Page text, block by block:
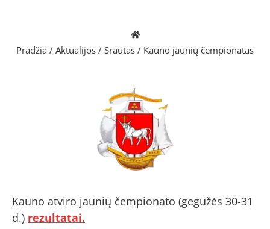
Pradžia / Aktualijos / Srautas / Kauno jaunių čempionatas
Kauno atviro jaunių čempionato (gegužės 30-31
d.) rezultatai.